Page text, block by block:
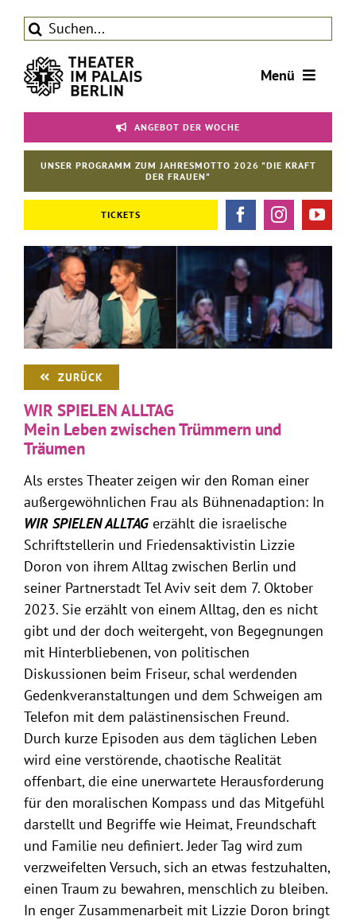
Inhalt
springen
Suche
Menü
Tickets
Theater
ANGEBOT DER WOCHE
UNSER PROGRAMM ZUM JAHRESMOTTO 2026 "DIE KRAFT
DER FRAUEN"
TICKETS
ZURÜCK
WIR SPIELEN ALLTAG
Mein Leben zwischen Trümmern und
Träumen
Als erstes Theater zeigen wir den Roman einer
außergewöhnlichen Frau als Bühnenadaption: In
WIR SPIELEN ALLTAGerzählt die israelische
Schriftstellerin und Friedensaktivistin Lizzie
Doron von ihrem Alltag zwischen Berlin und
seiner Partnerstadt Tel Aviv seit dem 7. Oktober
2023. Sie erzählt von einem Alltag, den es nicht
gibt und der doch weitergeht, von Begegnungen
mit Hinterbliebenen, von politischen
Diskussionen beim Friseur, schal werdenden
Gedenkveranstaltungen und dem Schweigen am
Telefon mit dem palästinensischen Freund.
Durch kurze Episoden aus dem täglichen Leben
wird eine verstörende, chaotische Realität
offenbart, die eine unerwartete Herausforderung
für den moralischen Kompass und das Mitgefühl
darstellt und Begriffe wie Heimat, Freundschaft
und Familie neu definiert. Jeder Tag wird zum
verzweifelten Versuch, sich an etwas festzuhalten,
einen Traum zu bewahren, menschlich zu bleiben.
In enger Zusammenarbeit mit Lizzie Doron bringt